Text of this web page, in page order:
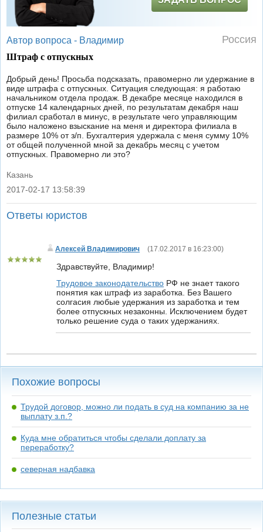
Автор вопроса - Владимир Россия
Штраф с отпускных
Добрый день! Просьба подсказать, правомерно ли удержание в
виде штрафа с отпускных. Ситуация следующая: я работаю
начальником отдела продаж. В декабре месяце находился в
отпуске 14 календарных дней, по результатам декабря наш
филиал сработал в минус, в результате чего управляющим
было наложено взыскание на меня и директора филиала в
размере 10% от з/п. Бухгалтерия удержала с меня сумму 10%
от общей полученной мной за декабрь месяц с учетом
отпускных. Правомерно ли это?
Казань
|
2017-02-17 13:58:39
Ответы юристов
Алексей Владимирович (17.02.2017 в 16:23:00)
Здравствуйте, Владимир!
Трудовое законодательство РФ не знает такого
понятия как штраф из заработка. Без Вашего
солгасия любые удержания из заработка и тем
более отпускных незаконны. Исключением будет
только решение суда о таких удержаниях.
Похожие вопросы
Трудой договор, можно ли подать в суд на компанию за не
выплату з.п.?
Куда мне обратиться чтобы сделали доплату за
переработку?
северная надбавка
Полезные статьи